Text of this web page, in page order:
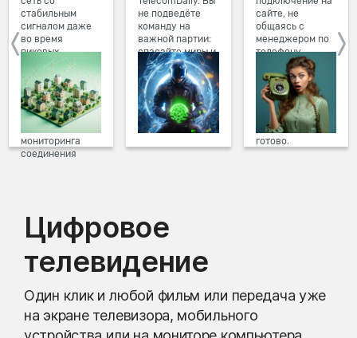
стабильным
сигналом даже
во время
пиковых
нагрузок в
вечернее время.
Мы постоянно
обновляем наше
оборудование в
домах, а система
мониторинга
соединения
не подведёте
команду на
важной партии:
спасайте миры и
побеждайте с
друзьями в
онлайн-играх.
сайте, не
общаясь с
менеджером по
телефону.
Просто в три
клика заполните
форму заявки на
сайте, выберите
дату и время
подключения,
готово.
Цифровое
телевидение
Один клик и любой фильм или передача уже
на экране телевизора, мобильного